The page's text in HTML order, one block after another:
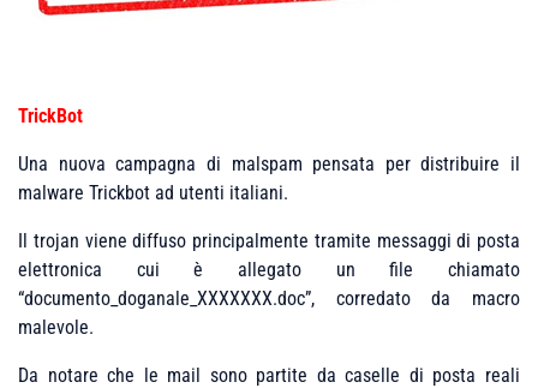
TrickBot
Una nuova campagna di malspam pensata per distribuire il
malware Trickbot ad utenti italiani.
Il trojan viene diffuso principalmente tramite messaggi di posta
elettronica cui è allegato un file chiamato
“documento_doganale_XXXXXXX.doc”, corredato da macro
malevole.
Da notare che le mail sono partite da caselle di posta reali